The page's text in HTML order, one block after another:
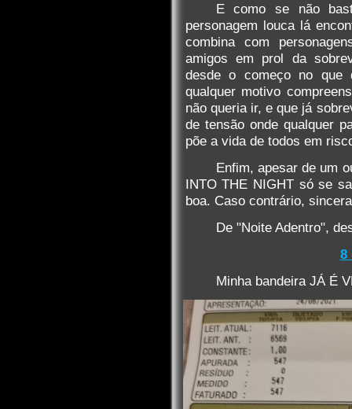
E como se não
personagem louca lá
combina com
amigos em prol da
desde o começo no
qualquer motivo
não queria ir, e que já
de tensão onde qualquer
põe a vida de todos em
Enfim, apesar de um
INTO THE NIGHT só se
boa. Caso contrário,
De "Noite Adentro",
8
Minha bandeira JÁ É